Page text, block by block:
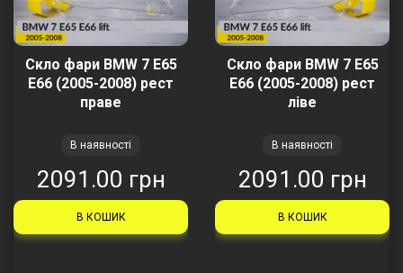
Скло фари BMW 7 E65
E66 (2005-2008) рест
праве
В наявності
2091.00 грн
В КОШИК
Скло фари BMW 7 E65
E66 (2005-2008) рест
ліве
В наявності
2091.00 грн
В КОШИК